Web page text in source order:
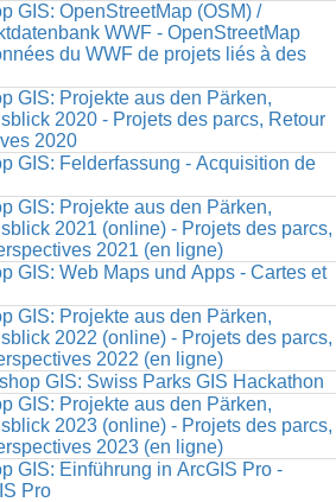
GIS: OpenStreetMap (OSM) /
WWF - OpenStreetMap
du WWF de projets liés à des
GIS: Projekte aus den Pärken,
2020 - Projets des parcs, Retour
2020
GIS: Felderfassung - Acquisition de
GIS: Projekte aus den Pärken,
2021 (online) - Projets des parcs,
2021 (en ligne)
GIS: Web Maps und Apps - Cartes et
GIS: Projekte aus den Pärken,
2022 (online) - Projets des parcs,
2022 (en ligne)
GIS: Swiss Parks GIS Hackathon
GIS: Projekte aus den Pärken,
2023 (online) - Projets des parcs,
2023 (en ligne)
GIS: Einführung in ArcGIS Pro -
Pro